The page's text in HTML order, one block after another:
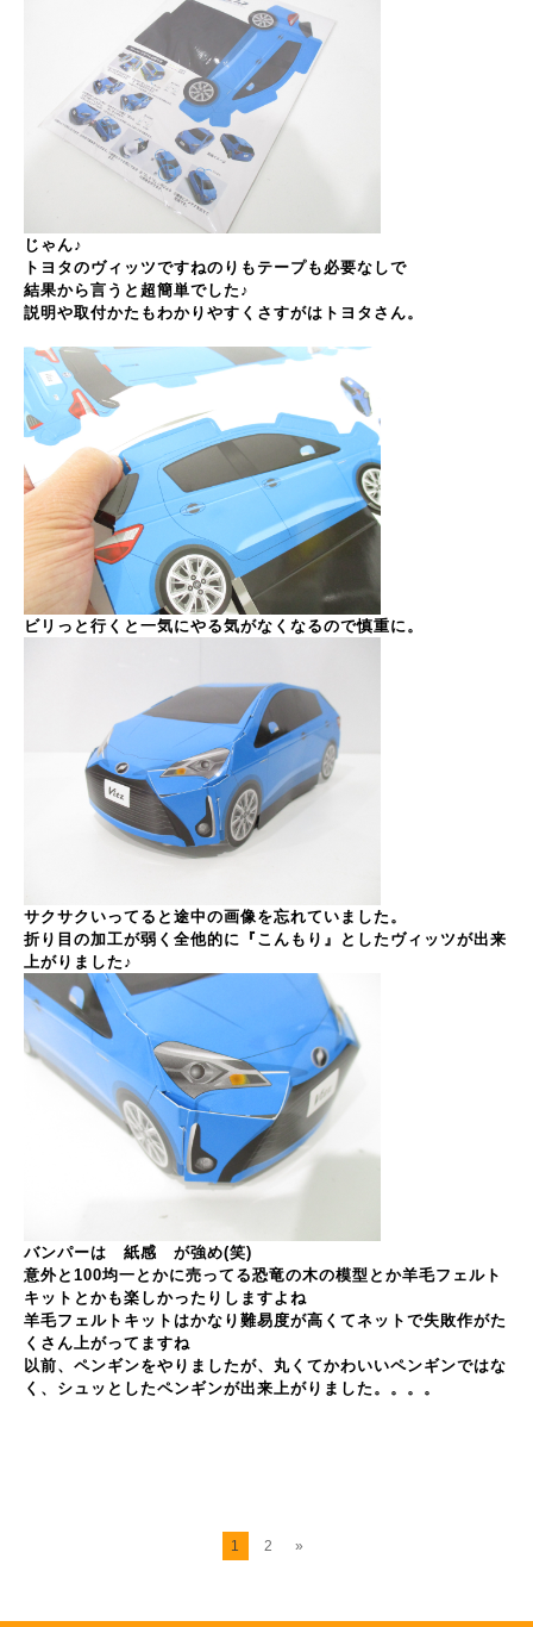
じゃん♪
トヨタのヴィッツですねのりもテープも必要なしで
結果から言うと超簡単でした♪
説明や取付かたもわかりやすくさすがはトヨタさん。
ビリっと行くと一気にやる気がなくなるので慎重に。
サクサクいってると途中の画像を忘れていました。
折り目の加工が弱く全他的に『こんもり』としたヴィッツが出来
上がりました♪
バンパーは 紙感 が強め(笑)
意外と100均一とかに売ってる恐竜の木の模型とか羊毛フェルト
キットとかも楽しかったりしますよね
羊毛フェルトキットはかなり難易度が高くてネットで失敗作がた
くさん上がってますね
以前、ペンギンをやりましたが、丸くてかわいいペンギンではな
く、シュッとしたペンギンが出来上がりました。。。。
1 2 »